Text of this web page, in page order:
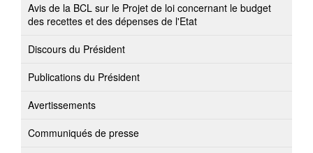
Avis de la BCL sur le Projet de loi concernant le budget
des recettes et des dépenses de l'Etat
Discours du Président
Publications du Président
Avertissements
Communiqués de presse